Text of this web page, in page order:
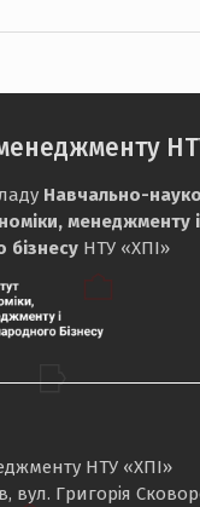
Навчально-
менеджменту і
бізнесу НТУ «ХПІ»
НТУ «ХПІ»
вул. Григорія